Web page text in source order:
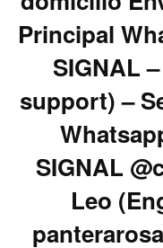
Principal
SIGNAL
support) –
SIGNAL
Leo